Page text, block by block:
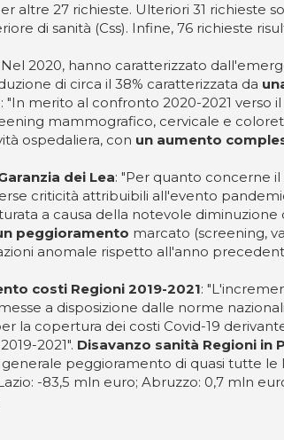
altre 27 richieste. Ulteriori 31 richieste
di sanità (Css). Infine, 76 richieste
2020, hanno caratterizzato
di circa il 38% caratterizzata da
"In merito al confronto 2020-2021 verso
mammografico, cervicale e
ospedaliera, con un aumento
dei Lea: "Per quanto concerne
criticità attribuibili all'evento
a causa della notevole diminuzione
peggioramento marcato (screening,
anomale rispetto all'anno
costi Regioni 2019-2021:
a disposizione dalle norme
la copertura dei costi Covid-19
2021". Disavanzo sanità Regioni in
generale peggioramento di quasi tutte le
-83,5 mln euro; Abruzzo: 0,7 mln